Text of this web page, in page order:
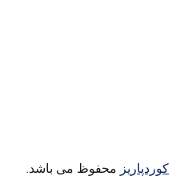
کوردپاریز محفوظ می باشد.